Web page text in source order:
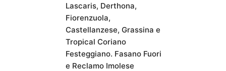
Lascaris, Derthona,
Fiorenzuola,
Castellanzese, Grassina e
Tropical Coriano
Festeggiano. Fasano Fuori
e Reclamo Imolese